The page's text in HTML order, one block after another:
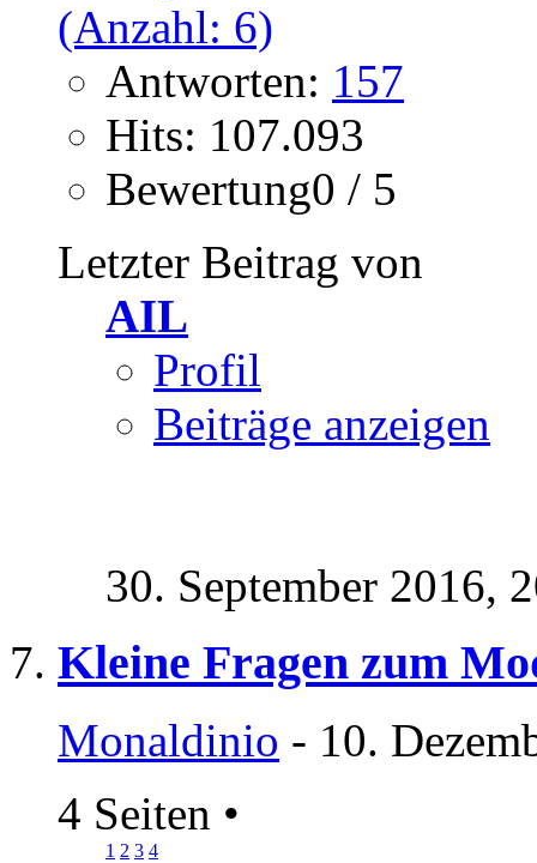
Antworten: 157
Hits: 107.093
Bewertung0 / 5
Letzter Beitrag von
AIL
Profil
Beiträge anzeigen
30. September 2016,
Kleine Fragen zum
Monaldinio - 10.
4 Seiten •
1 2 3 4